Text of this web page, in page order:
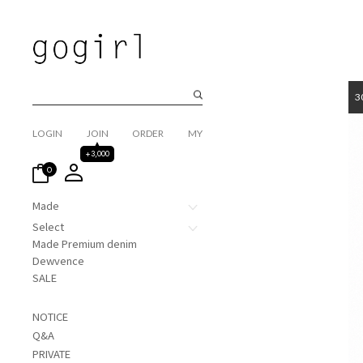
LOGIN
JOIN
+3,000
ORDER MY
0
Made
Select
Made Premium denim
Dewvence
SALE
NOTICE
Q&A
PRIVATE